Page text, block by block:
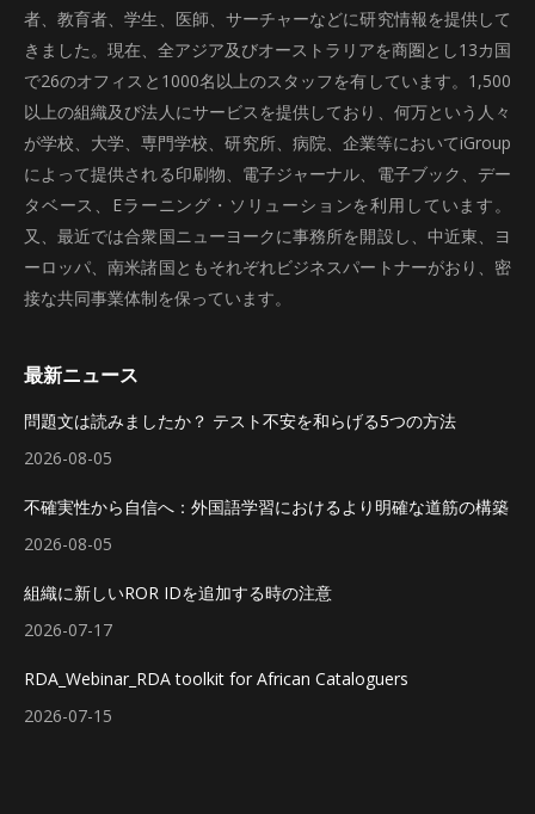
者、教育者、学生、医師、サーチャーなどに研究情報を提供して
きました。現在、全アジア及びオーストラリアを商圏とし13カ国
で26のオフィスと1000名以上のスタッフを有しています。1,500
以上の組織及び法人にサービスを提供しており、何万という人々
が学校、大学、専門学校、研究所、病院、企業等においてiGroup
によって提供される印刷物、電子ジャーナル、電子ブック、デー
タベース、Eラーニング・ソリューションを利用しています。
又、最近では合衆国ニューヨークに事務所を開設し、中近東、ヨ
ーロッパ、南米諸国ともそれぞれビジネスパートナーがおり、密
接な共同事業体制を保っています。
最新ニュース
問題文は読みましたか？ テスト不安を和らげる5つの方法
2026-08-05
不確実性から自信へ：外国語学習におけるより明確な道筋の構築
2026-08-05
組織に新しいROR IDを追加する時の注意
2026-07-17
RDA_Webinar_RDA toolkit for African Cataloguers
2026-07-15